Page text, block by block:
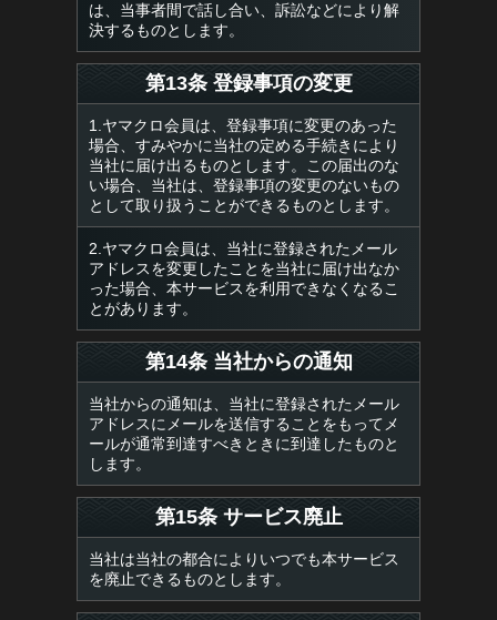
は、当事者間で話し合い、訴訟などにより解
決するものとします。
第13条 登録事項の変更
1.ヤマクロ会員は、登録事項に変更のあった
場合、すみやかに当社の定める手続きにより
当社に届け出るものとします。この届出のな
い場合、当社は、登録事項の変更のないもの
として取り扱うことができるものとします。
2.ヤマクロ会員は、当社に登録されたメール
アドレスを変更したことを当社に届け出なか
った場合、本サービスを利用できなくなるこ
とがあります。
第14条 当社からの通知
当社からの通知は、当社に登録されたメール
アドレスにメールを送信することをもってメ
ールが通常到達すべきときに到達したものと
します。
第15条 サービス廃止
当社は当社の都合によりいつでも本サービス
を廃止できるものとします。